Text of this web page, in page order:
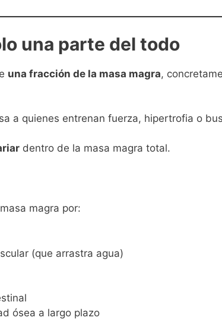
una parte del todo
una fracción de la masa magra,
a quienes entrenan fuerza, hipertrofia o
dentro de la masa magra total.
magra por:
(que arrastra agua)
ósea a largo plazo